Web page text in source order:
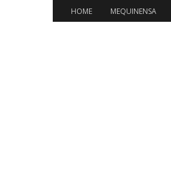
HOME MEQUINENSA